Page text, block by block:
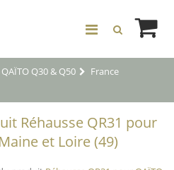
Q30 & Q50
France
Réhausse QR31 pour
et Loire (49)